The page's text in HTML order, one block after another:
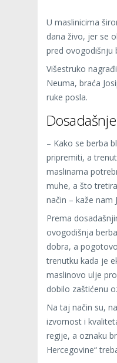
U maslinicima
dana živo, jer se
pred ovogodišnju
Višestruko
Neuma, braća
ruke posla.
– Kako se berba
pripremiti, a
maslinama
muhe, a što
način – kaže nam
Prema
ovogodišnja
dobra, a
trenutku kada je
maslinovo ulje
dobilo zaštićenu
Na taj način su,
izvornost i
regije, a oznaku
Hercegovine“